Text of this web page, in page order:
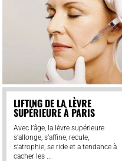
LIFTING DE LA LÈVRE
SUPÉRIEURE À PARIS
Avec l’âge, la lèvre supérieure
s’allonge, s’affine, recule,
s’atrophie, se ride et a tendance à
cacher les ...